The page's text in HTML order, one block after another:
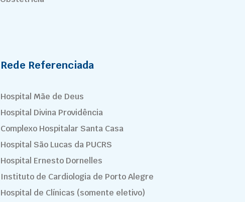
Rede Referenciada
Hospital Mãe de Deus
Hospital Divina Providência
Complexo Hospitalar Santa Casa
Hospital São Lucas da PUCRS
Hospital Ernesto Dornelles
Instituto de Cardiologia de Porto Alegre
Hospital de Clínicas (somente eletivo)